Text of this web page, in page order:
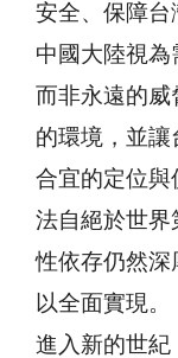
安全、保障台
中國大陸視為
而非永遠的
的環境，並讓
合宜的定位與
法自絕於世界
性依存仍然深
以全面實現。
進入新的世紀